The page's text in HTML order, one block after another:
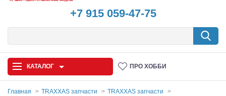
+7 915 059-47-75
КАТАЛОГ ПРО ХОББИ
Главная TRAXXAS запчасти
TRAXXAS запчасти